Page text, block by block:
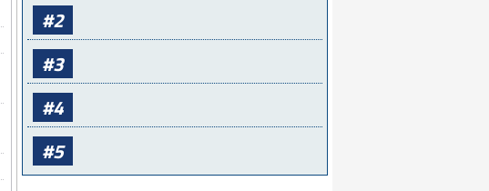
#2
#3
#4
#5